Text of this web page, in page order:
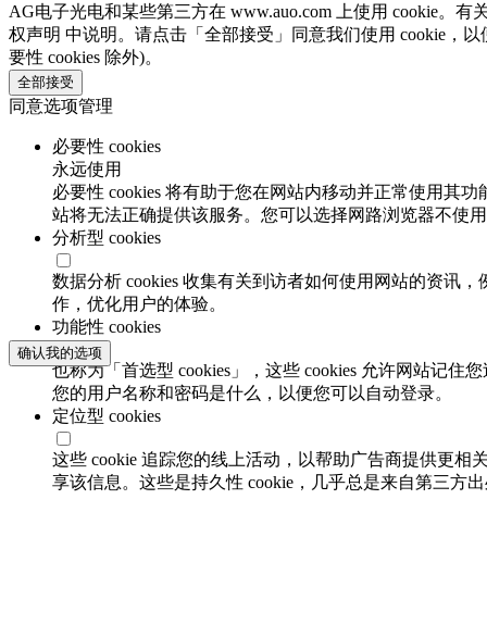
AG电子光电和某些第三方在 www.auo.com 上使用 cookie。
权声明 中说明。请点击「全部接受」同意我们使用 cookie，
要性 cookies 除外)。
全部接受
同意选项管理
必要性 cookies
永远使用
必要性 cookies 将有助于您在网站内移动并正常使用其
站将无法正确提供该服务。您可以选择网路浏览器不使
分析型 cookies
数据分析 cookies 收集有关到访者如何使用网站的资讯
作，优化用户的体验。
功能性 cookies
也称为「首选型 cookies」，这些 cookies 允许网站记
您的用户名称和密码是什么，以便您可以自动登录。
定位型 cookies
这些 cookie 追踪您的线上活动，以帮助广告商提供更相
享该信息。这些是持久性 cookie，几乎总是来自第三方
确认我的选项